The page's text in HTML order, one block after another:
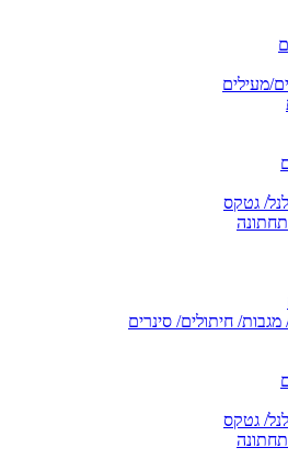
מעילים
גטקס
חיתולים/ סינרים
גטקס